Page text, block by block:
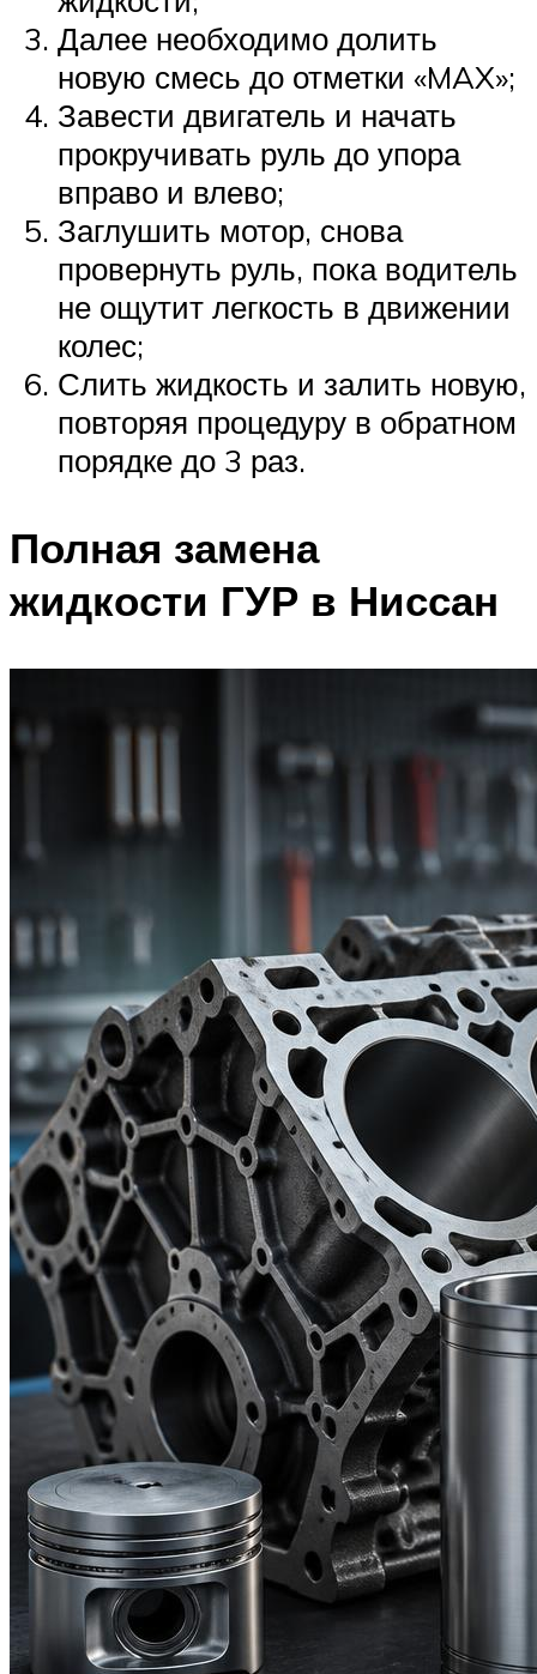
Далее необходимо долить
новую смесь до отметки «MAX»;
Завести двигатель и начать
прокручивать руль до упора
вправо и влево;
Заглушить мотор, снова
провернуть руль, пока водитель
не ощутит легкость в движении
колес;
Слить жидкость и залить новую,
повторяя процедуру в обратном
порядке до 3 раз.
Полная замена
жидкости ГУР в Ниссан